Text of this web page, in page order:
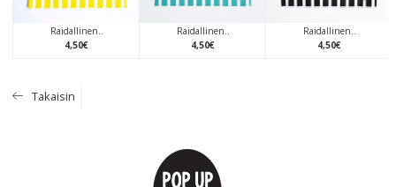
Raidallinen..
4,50€
Raidallinen..
4,50€
Raidallinen..
4,50€
Takaisin